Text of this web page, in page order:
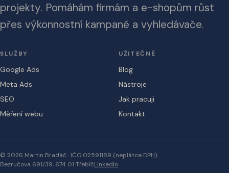
projekty. Pomáhám firmám a e-shopům růst
přes výkonnostní kampaně a vyhledávače.
SLUŽBY
Google Ads
Meta Ads
SEO
Měření webu
UŽITEČNÉ
Blog
Nástroje
Jak pracuji
Kontakt
© 2026 Martin Bradáč · IČO 02591189 (neplátce DPH)
Bezručova 691/39, 674 01 TřebíčLinkedIn